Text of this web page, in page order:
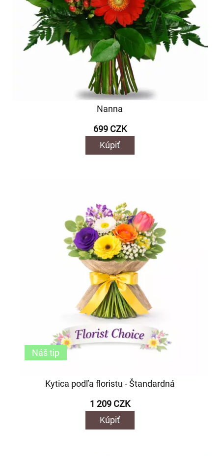
Nanna
699 CZK
Kúpiť
Kytica podľa floristu - Štandardná
1 209 CZK
Kúpiť
Náš tip